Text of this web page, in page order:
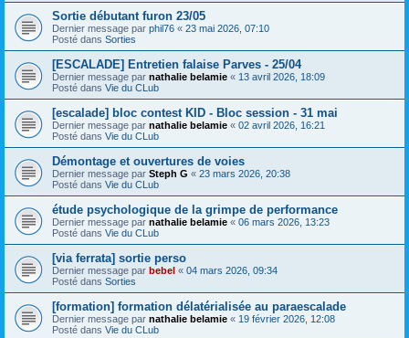
Sortie débutant furon 23/05
Dernier message par phil76 « 23 mai 2026, 07:10
Posté dans Sorties
[ESCALADE] Entretien falaise Parves - 25/04
Dernier message par nathalie belamie « 13 avril 2026, 18:09
Posté dans Vie du CLub
[escalade] bloc contest KID - Bloc session - 31 mai
Dernier message par nathalie belamie « 02 avril 2026, 16:21
Posté dans Vie du CLub
Démontage et ouvertures de voies
Dernier message par Steph G « 23 mars 2026, 20:38
Posté dans Vie du CLub
étude psychologique de la grimpe de performance
Dernier message par nathalie belamie « 06 mars 2026, 13:23
Posté dans Vie du CLub
[via ferrata] sortie perso
Dernier message par bebel « 04 mars 2026, 09:34
Posté dans Sorties
[formation] formation délatérialisée au paraescalade
Dernier message par nathalie belamie « 19 février 2026, 12:08
Posté dans Vie du CLub